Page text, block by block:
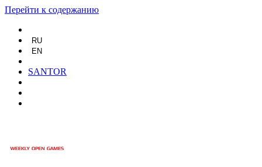
Перейти к содержанию
RU
EN
SANTOR